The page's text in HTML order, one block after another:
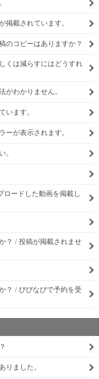
掲載されています。
のコピーはありますか？
くは減らすにはどうすれ
がわかりません。
います。
ーが表示されます。
。
ロードした動画を掲載し
？ / 投稿が掲載されませ
？ / びびなびで予約を受
りました。